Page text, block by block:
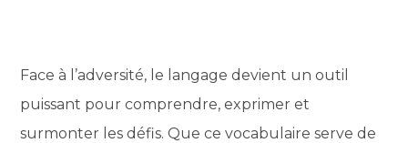
Face à l’adversité, le langage devient un outil
puissant pour comprendre, exprimer et
surmonter les défis. Que ce vocabulaire serve de